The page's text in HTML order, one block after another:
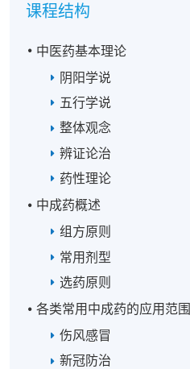
课程结构
中医药基本理论
阴阳学说
五行学说
整体观念
辨证论治
药性理论
中成药概述
组方原则
常用剂型
选药原则
各类常用中成药的应用范围
伤风感冒
新冠防治